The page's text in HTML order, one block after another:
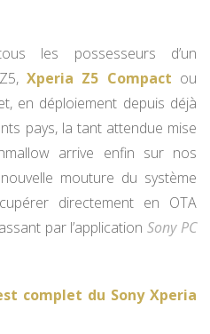
les possesseurs d’un
Z5,Xperia Z5 Compact ou
en déploiement depuis déjà
pays, la tant attendue mise
arrive enfin sur nos
mouture du système
directement en OTA
par l’applicationSony PC
complet du Sony Xperia